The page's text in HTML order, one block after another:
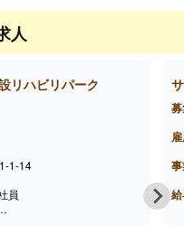
人
リハビリパーク
1-14
員